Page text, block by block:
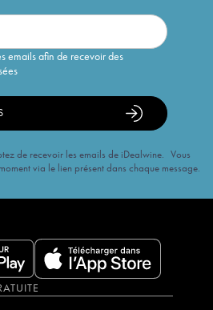
emails afin de recevoir des
de recevoir les emails de iDealwine. Vous
via le lien présent dans chaque message.